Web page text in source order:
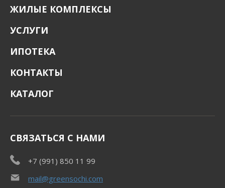
ЖИЛЫЕ КОМПЛЕКСЫ
УСЛУГИ
ИПОТЕКА
КОНТАКТЫ
КАТАЛОГ
СВЯЗАТЬСЯ С НАМИ
+7 (991) 850 11 99
mail@greensochi.com